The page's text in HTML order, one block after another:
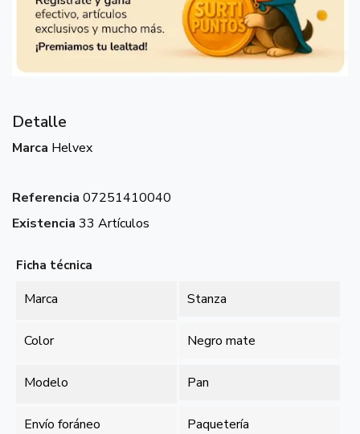
Detalle
Marca Helvex
Referencia 07251410040
Existencia 33 Artículos
Ficha técnica
Marca Stanza
Color Negro mate
Modelo Pan
Envío foráneo Paquetería